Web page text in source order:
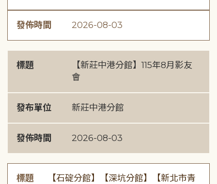
發佈時間 2026-08-03
標題
【新莊中港分館】115年8月影友
會
發布單位 新莊中港分館
發佈時間 2026-08-03
標題
【石碇分館】【深坑分館】【新北市青